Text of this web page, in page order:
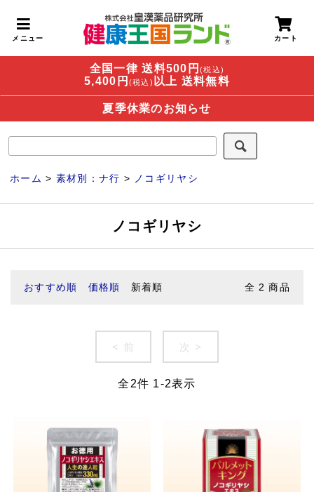
全国一律 送料500円 (税込)
5,400円 (税込) 以上 送料無料
夏季休業のお知らせ
ホーム > 素材別：ナ行 > ノコギリヤシ
ノコギリヤシ
おすすめ順 価格順 新着順 全 2 商品
< 前 次 >
全 2件 1-2表示